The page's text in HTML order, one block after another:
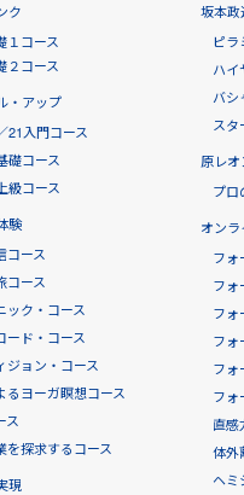
ク
１コース
２コース
・アップ
21入門コース
礎コース
級コース
験
コース
コース
ック・コース
ード・コース
ジョン・コース
るヨーガ瞑想コース
ス
を探求するコース
現
坂本政
ピラ
ハイ
バシ
ス
原レ
プロ
オンラ
フォ
フォ
フォ
フォ
フォ
フォ
直感
体外
ヘミ